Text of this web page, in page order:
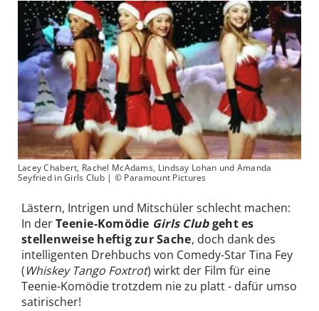
Lacey Chabert, Rachel McAdams, Lindsay Lohan und Amanda
Seyfried in Girls Club | © Paramount Pictures
Lästern, Intrigen und Mitschüler schlecht machen:
In derTeenie-Komödie Girls Clubgeht es
stellenweise heftig zur Sache, doch dank des
intelligenten Drehbuchs von Comedy-Star Tina Fey
(Whiskey Tango Foxtrot) wirkt der Film für eine
Teenie-Komödie trotzdem nie zu platt - dafür umso
satirischer!